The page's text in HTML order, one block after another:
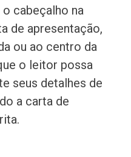
cabeçalho na
de apresentação,
ou ao centro da
o leitor possa
seus detalhes de
a carta de